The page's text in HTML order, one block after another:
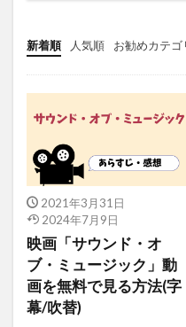
新着順 人気順 お勧めカテゴ
恋愛・ラブ
2021年3月31日
2024年7月9日
映画「サウンド・オ
ブ・ミュージック」動
画を無料で見る方法(字
幕/吹替)